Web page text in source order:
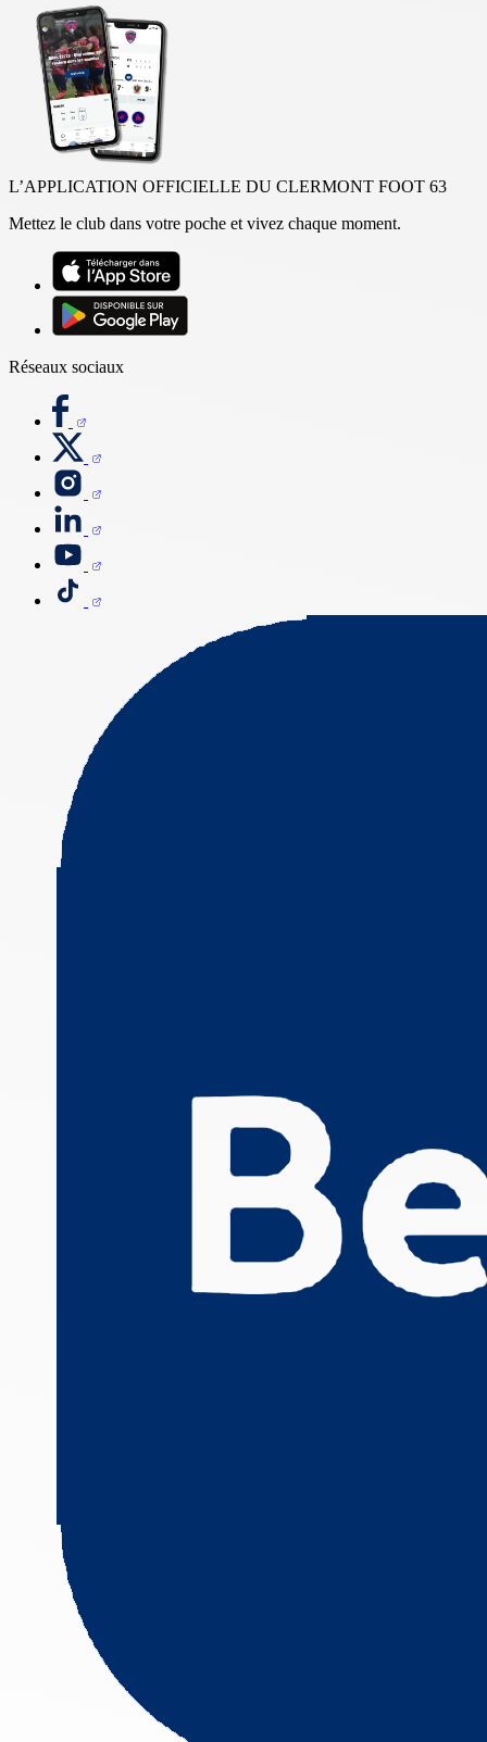
L’APPLICATION OFFICIELLE DU CLERMONT FOOT 63
Mettez le club dans votre poche et vivez chaque moment.
Réseaux sociaux